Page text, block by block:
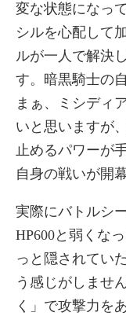
変な状態になっ
シルを心配して
ルが一人で解決
す。暗黒騎士の
まぁ、ミシディ
いと思いますが
止めるパワーが
自身の戦いが開
実際にバトルシ
HP600と弱くな
っと隠されてい
う感じがしませ
く」で攻撃力を